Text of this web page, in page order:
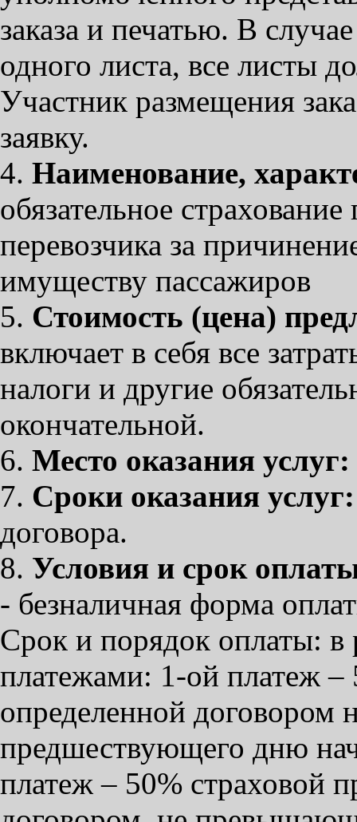
заказа и печатью. В
одного листа, все листы
Участник размещения
заявку.
4. Наименование,
обязательное
перевозчика за
имуществу пассажиров
5. Стоимость (цена)
включает в себя все
налоги и другие
окончательной.
6. Место оказания услуг:
7. Сроки оказания услуг:
договора.
8. Условия и срок
- безналичная форма
Срок и порядок оплаты: в
платежами: 1-ой платеж –
определенной договором
предшествующего дню
платеж – 50% страховой